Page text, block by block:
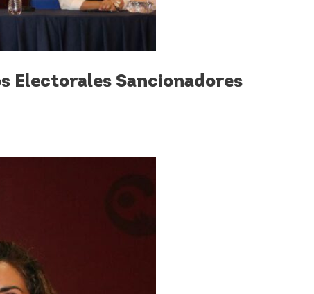
Electorales Sancionadores